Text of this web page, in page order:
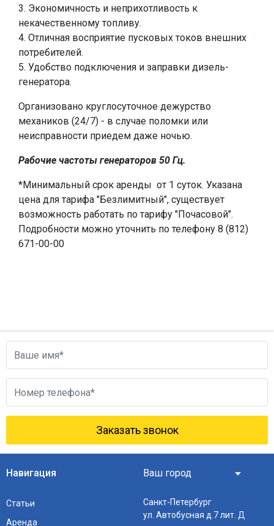
3. Экономичность и неприхотливость к
некачественному топливу.
4. Отличная восприятие пусковых токов внешних
потребителей.
5. Удобство подключения и заправки дизель-
генератора.
Организовано круглосуточное дежурство
механиков (24/7) - в случае поломки или
неисправности приедем даже ночью.
Рабочие частоты генераторов 50 Гц.
*Минимальный срок аренды от 1 суток. Указана
цена для тарифа "Безлимитный", существует
возможность работать по тарифу "Почасовой".
Подробности можно уточнить по телефону 8 (812)
671-00-00
Заказать звонок
Навигация
Статьи
Аренда
Санкт-Петербург
ул. Автобусная д.7 лит. Д